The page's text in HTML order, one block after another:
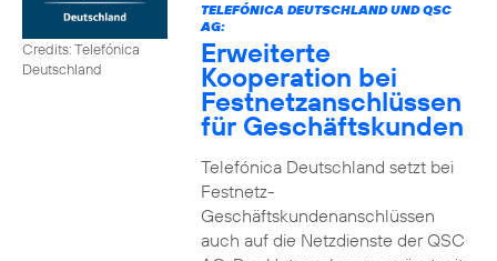
Credits: Telefónica
Deutschland
TELEFÓNICA DEUTSCHLAND UND QSC
AG:
Erweiterte
Kooperation bei
Festnetzanschlüssen
für Geschäftskunden
Telefónica Deutschland setzt bei
Festnetz-
Geschäftskundenanschlüssen
auch auf die Netzdienste der QSC